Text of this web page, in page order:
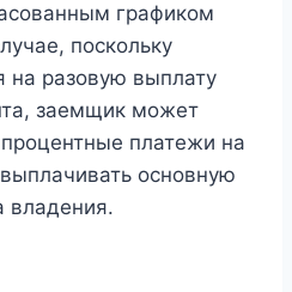
графиком
поскольку
на разовую выплату
заемщик может
платежи на
основную
владения.